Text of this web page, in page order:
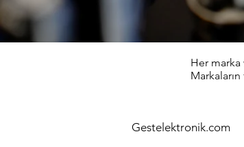
Her marka
Gestelektronik.com